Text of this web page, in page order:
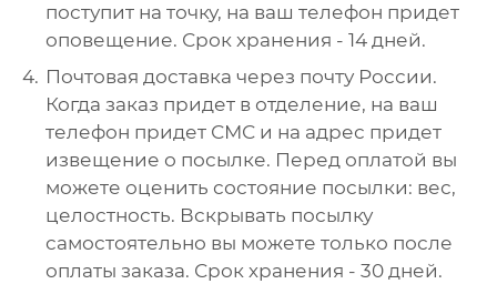
поступит на точку, на ваш телефон придет
оповещение. Срок хранения - 14 дней.
Почтовая доставка через почту России.
Когда заказ придет в отделение, на ваш
телефон придет СМС и на адрес придет
извещение о посылке. Перед оплатой вы
можете оценить состояние посылки: вес,
целостность. Вскрывать посылку
самостоятельно вы можете только после
оплаты заказа. Срок хранения - 30 дней.